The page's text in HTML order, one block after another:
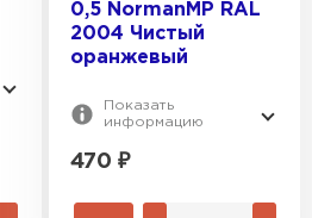
ДЛИНА, М:
ММ:
0,5 NormanMP RAL
2004 Чистый
оранжевый
Показать
информацию
470 ₽